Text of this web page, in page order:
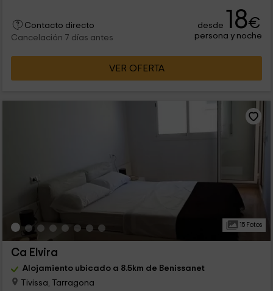
Contacto directo
Cancelación 7 días antes
desde 18€
persona y noche
VER OFERTA
15 Fotos
Ca Elvira
Alojamiento ubicado a 8.5km de Benissanet
Tivissa, Tarragona